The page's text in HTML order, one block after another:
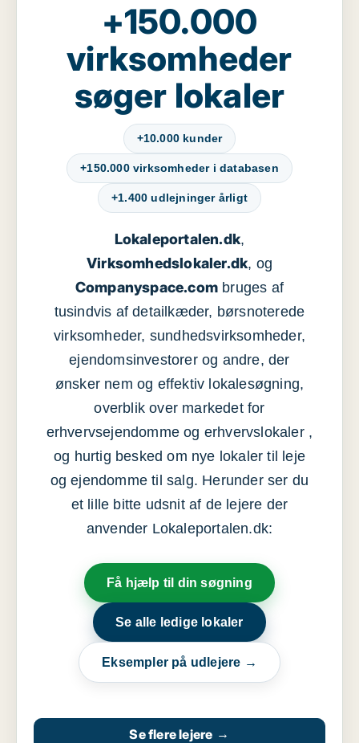
+150.000
virksomheder
søger lokaler
+10.000 kunder
+150.000 virksomheder i databasen
+1.400 udlejninger årligt
Lokaleportalen.dk,
Virksomhedslokaler.dk, og
Companyspace.com bruges af
tusindvis af detailkæder, børsnoterede
virksomheder, sundhedsvirksomheder,
ejendomsinvestorer og andre, der
ønsker nem og effektiv lokalesøgning,
overblik over markedet for
erhvervsejendomme og erhvervslokaler ,
og hurtig besked om nye lokaler til leje
og ejendomme til salg. Herunder ser du
et lille bitte udsnit af de lejere der
anvender Lokaleportalen.dk:
Få hjælp til din søgning
Se alle ledige lokaler
Eksempler på udlejere →
Se flere lejere →